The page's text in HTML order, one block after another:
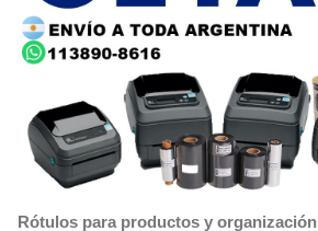
Rótulos para productos y organización